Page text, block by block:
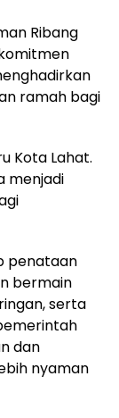
Ribang
ramah bagi
Kota Lahat.
menjadi
penataan
bermain
serta
dan
nyaman